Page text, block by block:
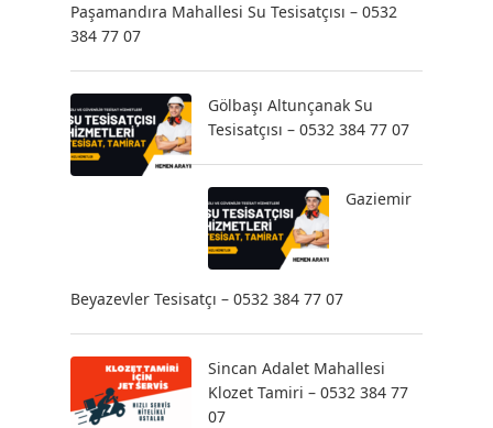
Paşamandıra Mahallesi Su Tesisatçısı – 0532
384 77 07
Gölbaşı Altunçanak Su
Tesisatçısı – 0532 384 77 07
Gaziemir
Beyazevler Tesisatçı – 0532 384 77 07
Sincan Adalet Mahallesi
Klozet Tamiri – 0532 384 77
07